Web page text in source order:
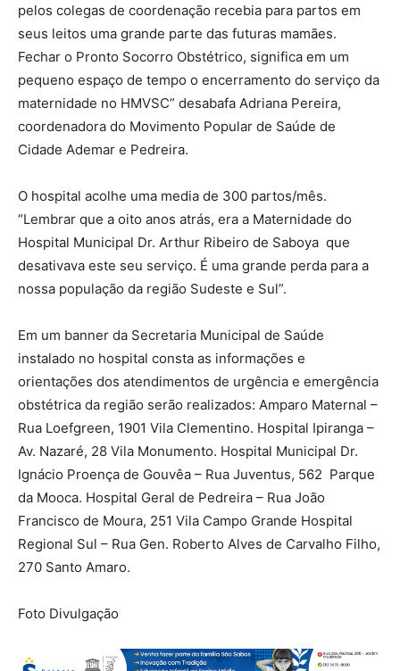
pelos colegas de coordenação recebia para partos em
seus leitos uma grande parte das futuras mamães.
Fechar o Pronto Socorro Obstétrico, significa em um
pequeno espaço de tempo o encerramento do serviço da
maternidade no HMVSC” desabafa Adriana Pereira,
coordenadora do Movimento Popular de Saúde de
Cidade Ademar e Pedreira.
O hospital acolhe uma media de 300 partos/mês.
“Lembrar que a oito anos atrás, era a Maternidade do
Hospital Municipal Dr. Arthur Ribeiro de Saboya que
desativava este seu serviço. É uma grande perda para a
nossa população da região Sudeste e Sul”.
Em um banner da Secretaria Municipal de Saúde
instalado no hospital consta as informações e
orientações dos atendimentos de urgência e emergência
obstétrica da região serão realizados: Amparo Maternal –
Rua Loefgreen, 1901 Vila Clementino. Hospital Ipiranga –
Av. Nazaré, 28 Vila Monumento. Hospital Municipal Dr.
Ignácio Proença de Gouvêa – Rua Juventus, 562 Parque
da Mooca. Hospital Geral de Pedreira – Rua João
Francisco de Moura, 251 Vila Campo Grande Hospital
Regional Sul – Rua Gen. Roberto Alves de Carvalho Filho,
270 Santo Amaro.
Foto Divulgação